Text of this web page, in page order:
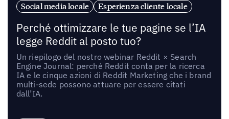
Social media locale
Esperienza cliente locale
Perché ottimizzare le tue pagine se l’IA
legge Reddit al posto tuo?
Un riepilogo del nostro webinar Reddit × Search
Engine Journal: perché Reddit conta per la ricerca
IA e le cinque azioni di Reddit Marketing che i brand
multi-sede possono attuare per essere citati
dall’IA.